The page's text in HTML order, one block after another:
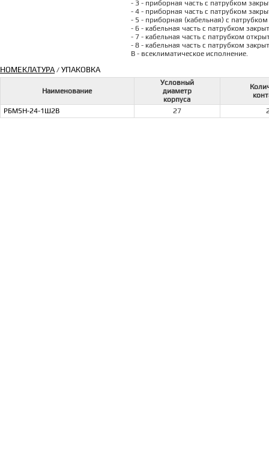
- 3 - приборная часть с патрубком
- 4 - приборная часть с патрубком
- 5 - приборная (кабельная) с
- 6 - кабельная часть с патрубком
- 7 - кабельная часть с патрубком
- 8 - кабельная часть с патрубком
В - всеклиматическое исполнение.
НОМЕКЛАТУРА/ УПАКОВКА
Наименование
Условный
диаметр
корпуса
РБМ5Н-24-1Ш2В
27